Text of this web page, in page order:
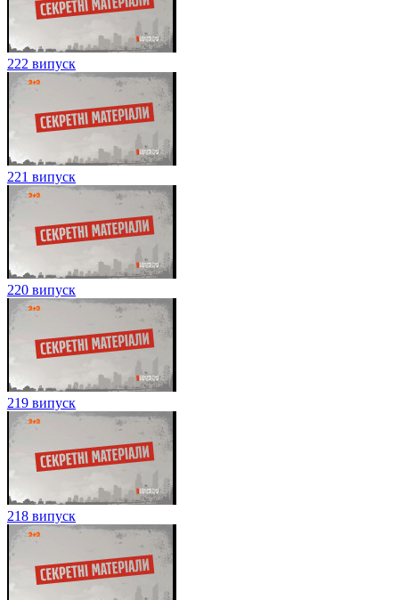
222 випуск
221 випуск
220 випуск
219 випуск
218 випуск